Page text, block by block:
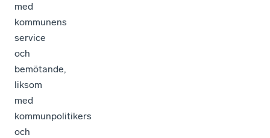
med
kommunens
service
och
bemötande,
liksom
med
kommunpolitikers
och